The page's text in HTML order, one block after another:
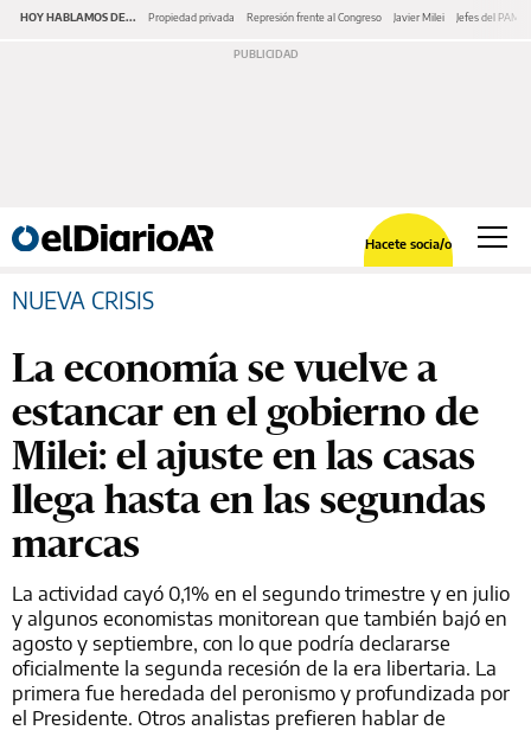
HOY HABLAMOS DE... Propiedad privada Represión frente al Congreso Javier Milei Jefes del PAMI
Hacete socia/o
NUEVA CRISIS
La economía se vuelve a
estancar en el gobierno de
Milei: el ajuste en las casas
llega hasta en las segundas
marcas
La actividad cayó 0,1% en el segundo trimestre y en julio
y algunos economistas monitorean que también bajó en
agosto y septiembre, con lo que podría declararse
oficialmente la segunda recesión de la era libertaria. La
primera fue heredada del peronismo y profundizada por
el Presidente. Otros analistas prefieren hablar de